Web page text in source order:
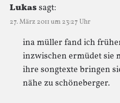
Lukassagt:
27. März 2011 um 23:27 Uhr
ina müller fand ich
inzwischen ermüdet sie
ihre songtexte bringen
nähe zu schöneberger.